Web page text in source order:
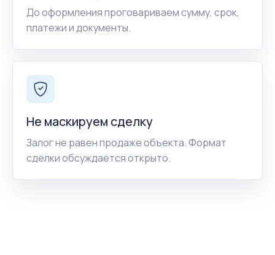
До оформления проговариваем сумму, срок,
платежи и документы.
Не маскируем сделку
Залог не равен продаже объекта. Формат
сделки обсуждается открыто.